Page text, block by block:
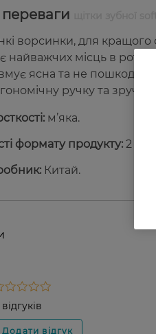
ворсинки, для
найважчих місць в
ясна та не
ручку та зручну
м’яка.
формату продукту: 2
Китай.